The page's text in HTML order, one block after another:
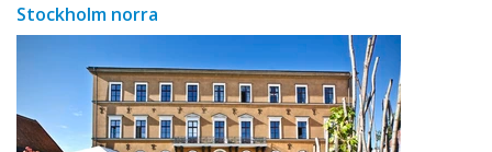
Stockholm norra